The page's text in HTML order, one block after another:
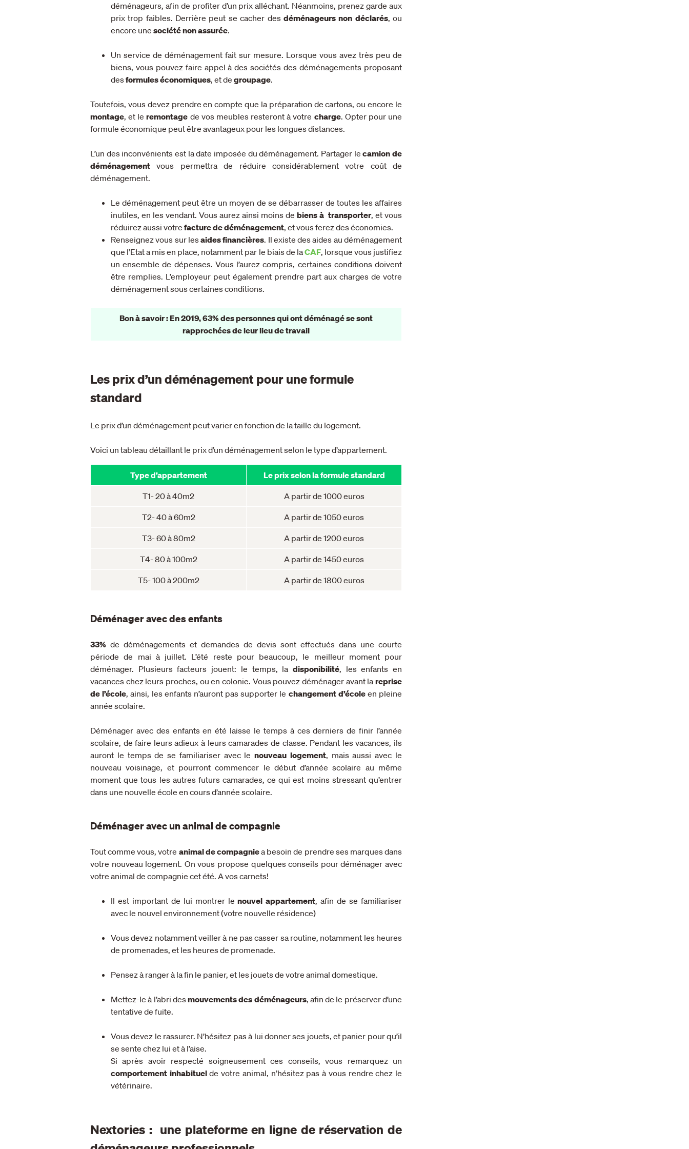
déménageurs, afin de profiter d’un prix alléchant. Néanmoins, prenez garde aux
prix trop faibles. Derrière peut se cacher des déménageurs non déclarés, ou
encore une société non assurée.
Un service de déménagement fait sur mesure. Lorsque vous avez très peu de
biens, vous pouvez faire appel à des sociétés des déménagements proposant
desformules économiques, et de groupage.
Toutefois, vous devez prendre en compte que la préparation de cartons, ou encore le
montage, et leremontage de vos meubles resteront à votre charge. Opter pour une
formule économique peut être avantageux pour les longues distances.
L’un des inconvénients est la date imposée du déménagement. Partager lecamion de
déménagement vous permettra de réduire considérablement votre coût de
déménagement.
Le déménagement peut être un moyen de se débarrasser de toutes les affaires
inutiles, en les vendant. Vous aurez ainsi moins de biens à transporter, et vous
réduirez aussi votre facture de déménagement, et vous ferez des économies.
Renseignez vous sur lesaides financières. Il existe des aides au déménagement
que l’Etat a mis en place, notamment par le biais de laCAF, lorsque vous justifiez
un ensemble de dépenses. Vous l’aurez compris, certaines conditions doivent
être remplies. L’employeur peut également prendre part aux charges de votre
déménagement sous certaines conditions.
Bon à savoir : En 2019, 63% des personnes qui ont déménagé se sont
rapprochées de leur lieu de travail
Les prix d’un déménagement pour une formule
standard
Le prix d’un déménagement peut varier en fonction de la taille du logement.
Voici un tableau détaillant le prix d’un déménagement selon le type d’appartement.
Type d’appartement Le prix selon la formule standard
T1- 20 à 40m2 A partir de 1000 euros
T2- 40 à 60m2 A partir de 1050 euros
T3- 60 à 80m2 A partir de 1200 euros
T4- 80 à 100m2 A partir de 1450 euros
T5- 100 à 200m2 A partir de 1800 euros
Déménager avec des enfants
33% de déménagements et demandes de devis sont effectués dans une courte
période de mai à juillet. L’été reste pour beaucoup, le meilleur moment pour
déménager. Plusieurs facteurs jouent: le temps, la disponibilité, les enfants en
vacances chez leurs proches, ou en colonie. Vous pouvez déménager avant la reprise
de l’école, ainsi, les enfants n’auront pas supporter le changement d’écoleen pleine
année scolaire.
Déménager avec des enfants en été laisse le temps à ces derniers de finir l’année
scolaire, de faire leurs adieux à leurs camarades de classe. Pendant les vacances, ils
auront le temps de se familiariser avec lenouveau logement, mais aussi avec le
nouveau voisinage, et pourront commencer le début d’année scolaire au même
moment que tous les autres futurs camarades, ce qui est moins stressant qu’entrer
dans une nouvelle école en cours d’année scolaire.
Déménager avec un animal de compagnie
Tout comme vous, votre animal de compagniea besoin de prendre ses marques dans
votre nouveau logement. On vous propose quelques conseils pour déménager avec
votre animal de compagnie cet été. A vos carnets!
Il est important de lui montrer lenouvel appartement, afin de se familiariser
avec le nouvel environnement (votre nouvelle résidence)
Vous devez notamment veiller à ne pas casser sa routine, notamment les heures
de promenades, et les heures de promenade.
Pensez à ranger à la fin le panier, et les jouets de votre animal domestique.
Mettez-le à l’abri desmouvements des déménageurs, afin de le préserver d’une
tentative de fuite.
Vous devez le rassurer. N’hésitez pas à lui donner ses jouets, et panier pour qu’il
se sente chez lui et à l’aise.
Si après avoir respecté soigneusement ces conseils, vous remarquez un
comportement inhabituelde votre animal, n’hésitez pas à vous rendre chez le
vétérinaire.
Nextories : une plateforme en ligne de réservation de